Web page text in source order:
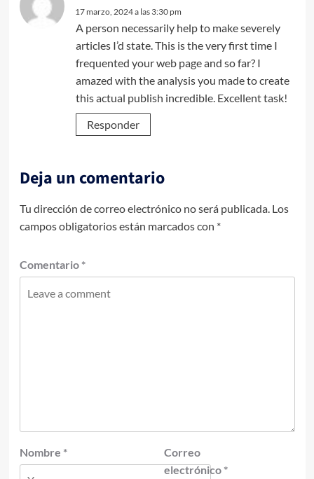
17 marzo, 2024 a las 3:30 pm
A person necessarily help to make severely
articles I’d state. This is the very first time I
frequented your web page and so far? I
amazed with the analysis you made to create
this actual publish incredible. Excellent task!
Responder
Deja un comentario
Tu dirección de correo electrónico no será publicada. Los
campos obligatorios están marcados con *
Comentario *
Nombre *
Correo
electrónico *